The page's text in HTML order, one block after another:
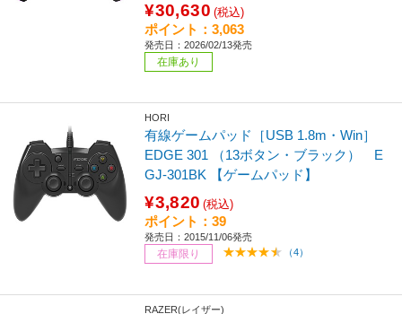
¥30,630 (税込)
ポイント：3,063
発売日：2026/02/13発売
在庫あり
HORI
有線ゲームパッド［USB 1.8m・Win］
EDGE 301 （13ボタン・ブラック） E
GJ-301BK 【ゲームパッド】
¥3,820 (税込)
ポイント：39
発売日：2015/11/06発売
在庫限り （4）
RAZER(レイザー)